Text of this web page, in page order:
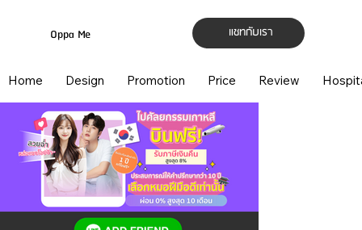
แชทกับเรา
Oppa Me
Home Design Promotion Price Review